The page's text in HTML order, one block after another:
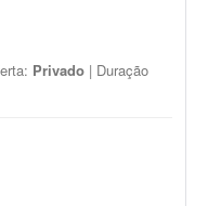
Privado | Duração